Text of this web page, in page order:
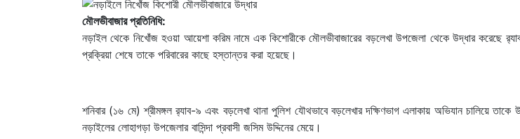
মৌলভীবাজার প্রতিনিধি:
নড়াইল থেকে নিখোঁজ হওয়া আয়েশা করিম নামে এক কিশোরীকে মৌলভীবাজারের বড়লেখা উপজেলা থেকে উদ্ধার করেছে
প্রক্রিয়া শেষে তাকে পরিবারের কাছে হস্তান্তর করা হয়েছে।
শনিবার (১৬ মে) শ্রীমঙ্গল র‍্যাব-৯ এবং বড়লেখা থানা পুলিশ যৌথভাবে বড়লেখার দক্ষিণভাগ এলাকায় অভিযান চালিয়ে
নড়াইলের লোহাগড়া উপজেলার বাসিন্দা প্রবাসী জসিম উদ্দিনের মেয়ে।